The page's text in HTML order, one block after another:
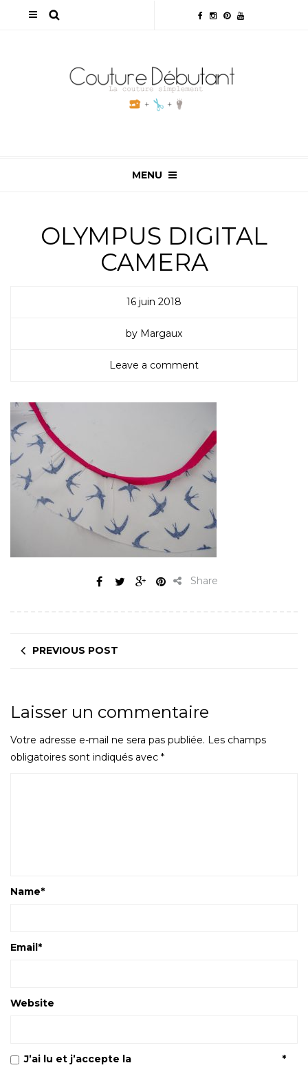
MENU
OLYMPUS DIGITAL
CAMERA
16 juin 2018
by Margaux
Leave a comment
Share
PREVIOUS POST
Laisser un commentaire
Votre adresse e-mail ne sera pas publiée. Les champs
obligatoires sont indiqués avec *
Name*
Email*
Website
J’ai lu et j’accepte la *